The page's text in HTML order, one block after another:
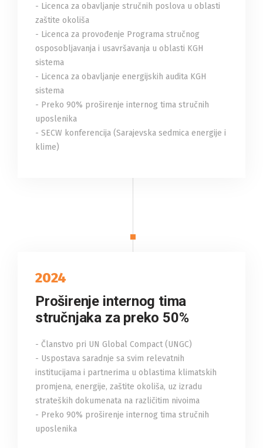
- Licenca za obavljanje stručnih poslova u oblasti
zaštite okoliša
- Licenca za provođenje Programa stručnog
osposobljavanja i usavršavanja u oblasti KGH
sistema
- Licenca za obavljanje energijskih audita KGH
sistema
- Preko 90% proširenje internog tima stručnih
uposlenika
- SECW konferencija (Sarajevska sedmica energije i
klime)
2024
Proširenje internog tima
stručnjaka za preko 50%
- Članstvo pri UN Global Compact (UNGC)
- Uspostava saradnje sa svim relevatnih
institucijama i partnerima u oblastima klimatskih
promjena, energije, zaštite okoliša, uz izradu
strateških dokumenata na različitim nivoima
- Preko 90% proširenje internog tima stručnih
uposlenika